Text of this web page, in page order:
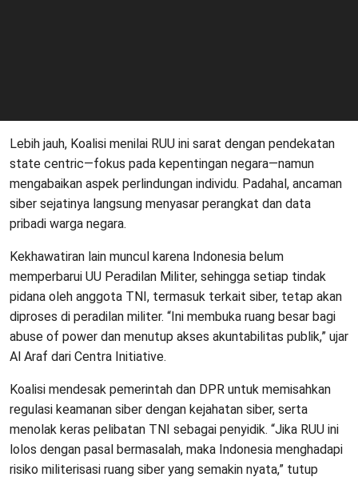
Lebih jauh, Koalisi menilai RUU ini sarat dengan pendekatan
state centric—fokus pada kepentingan negara—namun
mengabaikan aspek perlindungan individu. Padahal, ancaman
siber sejatinya langsung menyasar perangkat dan data
pribadi warga negara.
Kekhawatiran lain muncul karena Indonesia belum
memperbarui UU Peradilan Militer, sehingga setiap tindak
pidana oleh anggota TNI, termasuk terkait siber, tetap akan
diproses di peradilan militer. “Ini membuka ruang besar bagi
abuse of power dan menutup akses akuntabilitas publik,” ujar
Al Araf dari Centra Initiative.
Koalisi mendesak pemerintah dan DPR untuk memisahkan
regulasi keamanan siber dengan kejahatan siber, serta
menolak keras pelibatan TNI sebagai penyidik. “Jika RUU ini
lolos dengan pasal bermasalah, maka Indonesia menghadapi
risiko militerisasi ruang siber yang semakin nyata,” tutup